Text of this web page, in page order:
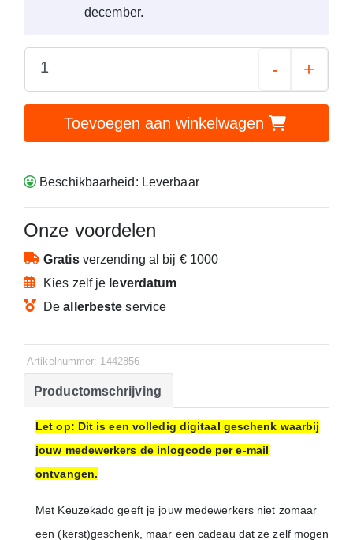
december.
- +
Toevoegen aan winkelwagen
Beschikbaarheid: Leverbaar
Onze voordelen
Gratisverzending al bij € 1000
Kies zelf je leverdatum
Deallerbeste service
Artikelnummer: 1442856
Productomschrijving
Let op: Dit is een volledig digitaal geschenk waarbij
jouw medewerkers de inlogcode per e-mail
ontvangen.
Met Keuzekado geeft je jouw medewerkers niet zomaar
een (kerst)geschenk, maar een cadeau dat ze zelf mogen